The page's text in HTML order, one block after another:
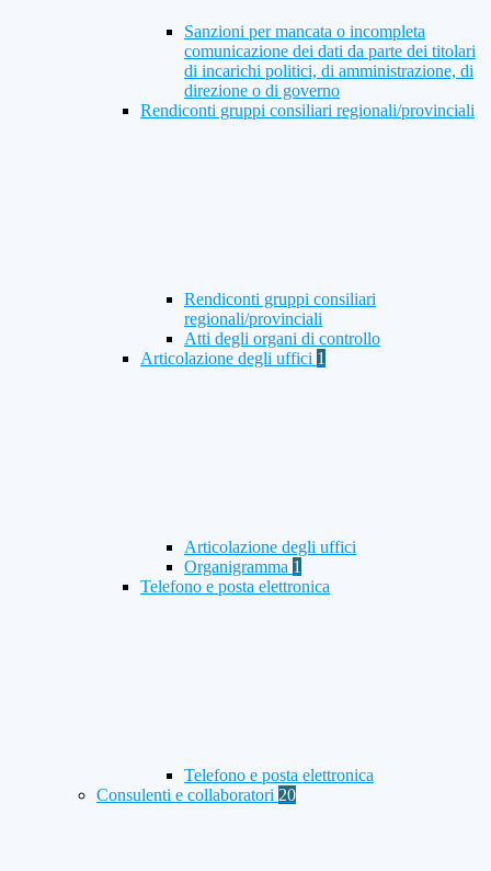
Sanzioni per mancata o incompleta
comunicazione dei dati da parte dei titolari
di incarichi politici, di amministrazione, di
direzione o di governo
Rendiconti gruppi consiliari regionali/provinciali
Rendiconti gruppi consiliari
regionali/provinciali
Atti degli organi di controllo
Articolazione degli uffici 1
Articolazione degli uffici
Organigramma 1
Telefono e posta elettronica
Telefono e posta elettronica
Consulenti e collaboratori 20